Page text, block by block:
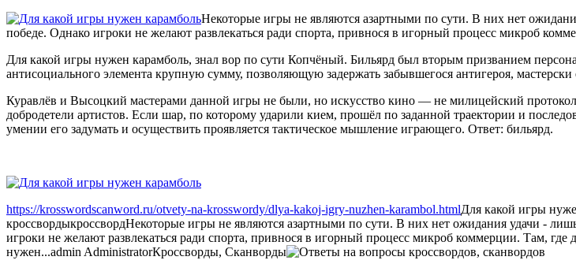
Некоторые игры не являются азартными по сути. В них нет
победе. Однако игроки не желают развлекаться ради спорта, привнося в игорный процесс микроб
Для какой игры нужен карамболь, знал вор по сути Копчёный. Бильярд был вторым призванием
антисоциального элемента крупную сумму, позволяющую задержать забывшегося антигероя,
Куравлёв и Высоцкий мастерами данной игры не были, но искусство кино — не милицейский
добродетели артистов. Если шар, по которому ударили кием, прошёл по заданной траектории и
умении его задумать и осуществить проявляется тактическое мышление играющего. Ответ: бильярд.
https://krosswordscanword.ru/otvety-na-krosswordy/dlya-kakoj-igry-nuzhen-karambol.htmlДля какой игры
кроссвордыкроссвордНекоторые игры не являются азартными по сути. В них нет ожидания удачи -
игроки не желают развлекаться ради спорта, привнося в игорный процесс микроб коммерции. Там,
нужен...admin AdministratorКроссворды, Сканворды